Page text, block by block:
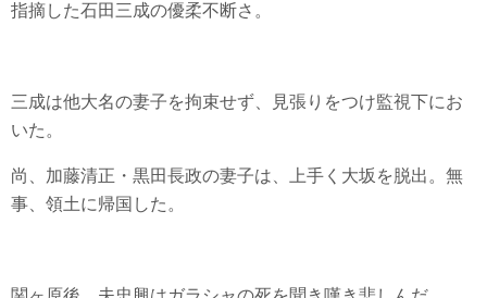
指摘した石田三成の優柔不断さ。
三成は他大名の妻子を拘束せず、見張りをつけ監視下にお
いた。
尚、加藤清正・黒田長政の妻子は、上手く大坂を脱出。無
事、領土に帰国した。